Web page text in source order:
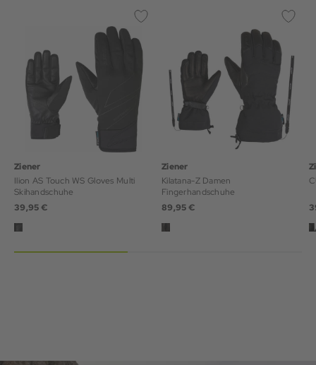
Ziener
Ilion AS Touch WS Gloves Multi
Skihandschuhe
39,95 €
Ziener
Kilatana-Z Damen
Fingerhandschuhe
89,95 €